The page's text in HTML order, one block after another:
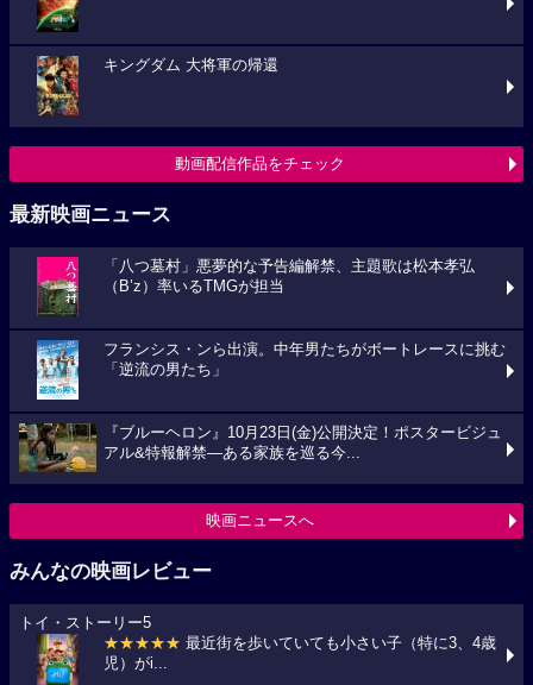
キングダム 大将軍の帰還
動画配信作品をチェック
最新映画ニュース
「八つ墓村」悪夢的な予告編解禁、主題歌は松本孝弘
（B’z）率いるTMGが担当
フランシス・ンら出演。中年男たちがボートレースに挑む
「逆流の男たち」
『ブルーヘロン』10月23日(金)公開決定！ポスタービジュ
アル&特報解禁―ある家族を巡る今...
映画ニュースへ
みんなの映画レビュー
トイ・ストーリー5
★★★★★ 最近街を歩いていても小さい子（特に3、4歳
児）がi...